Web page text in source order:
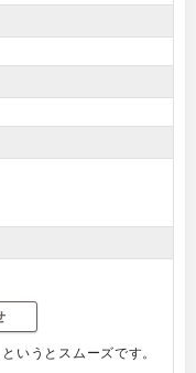
いうとスムーズです。